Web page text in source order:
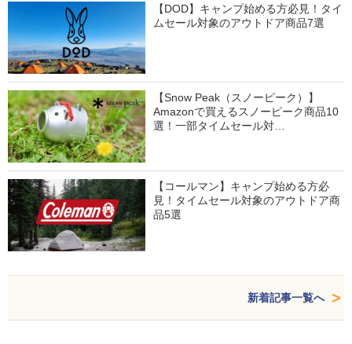
【DOD】キャンプ始める方必見！タイ
ムセール対象のアウトドア商品7選
【Snow Peak（スノーピーク）】
Amazonで買えるスノーピーク商品10
選！一部タイムセール対…
【コールマン】キャンプ始める方必
見！タイムセール対象のアウトドア商
品5選
新着記事一覧へ